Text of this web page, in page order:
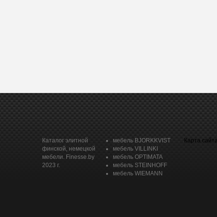
Каталог элитной
финской, немецкой
мебели. Finesse.by
2023 г.
мебель BJORKKVIST
мебель VILLINKI
мебель OPTIMATA
мебель STEINHOFF
мебель WIEMANN
Карта сайта